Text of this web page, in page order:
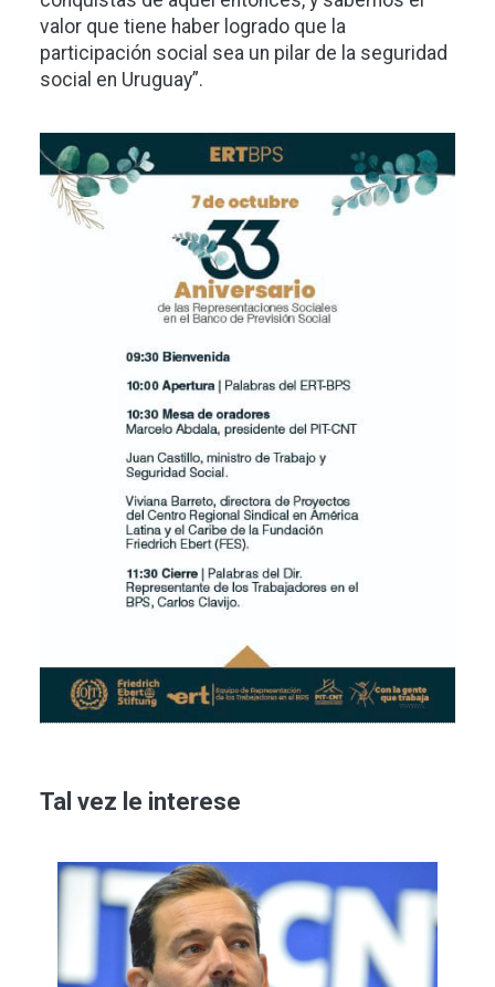
valor que tiene haber logrado que la
participación social sea un pilar de la seguridad
social en Uruguay”.
Imagen
Tal vez le interese
Imagen